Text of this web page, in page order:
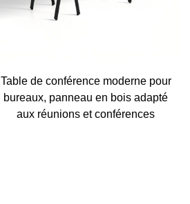
Table de conférence moderne pour
bureaux, panneau en bois adapté
aux réunions et conférences